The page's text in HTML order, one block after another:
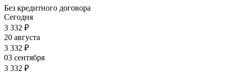
Без кредитного договора
Сегодня
3 332 ₽
20 августа
3 332 ₽
03 сентября
3 332 ₽